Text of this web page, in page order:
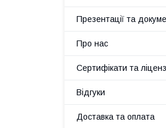
Презентації та
Про нас
Сертифікати та
Відгуки
Доставка та оплата